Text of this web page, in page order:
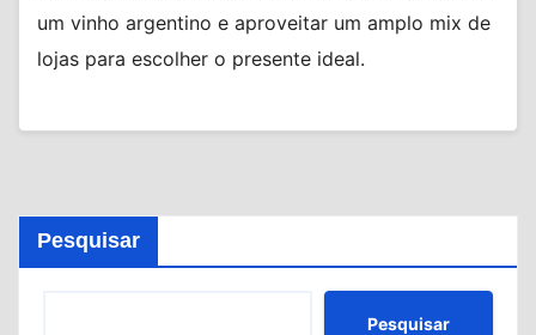
um vinho argentino e aproveitar um amplo mix de
lojas para escolher o presente ideal.
Pesquisar
Pesquisar